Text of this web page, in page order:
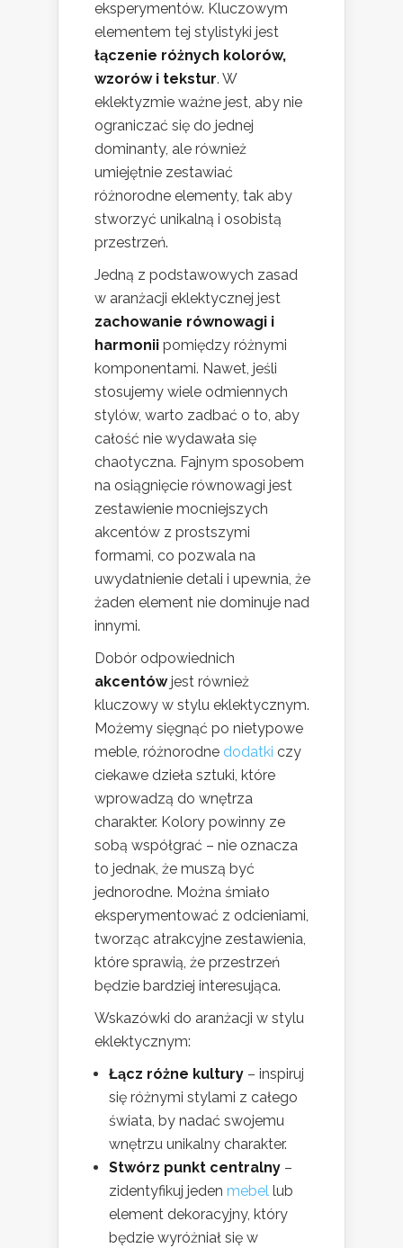
eksperymentów. Kluczowym
elementem tej stylistyki jest
łączenie różnych kolorów,
wzorów i tekstur. W
eklektyzmie ważne jest, aby nie
ograniczać się do jednej
dominanty, ale również
umiejętnie zestawiać
różnorodne elementy, tak aby
stworzyć unikalną i osobistą
przestrzeń.
Jedną z podstawowych zasad
w aranżacji eklektycznej jest
zachowanie równowagi i
harmonii pomiędzy różnymi
komponentami. Nawet, jeśli
stosujemy wiele odmiennych
stylów, warto zadbać o to, aby
całość nie wydawała się
chaotyczna. Fajnym sposobem
na osiągnięcie równowagi jest
zestawienie mocniejszych
akcentów z prostszymi
formami, co pozwala na
uwydatnienie detali i upewnia, że
żaden element nie dominuje nad
innymi.
Dobór odpowiednich
akcentówjest również
kluczowy w stylu eklektycznym.
Możemy sięgnąć po nietypowe
meble, różnorodne dodatki czy
ciekawe dzieła sztuki, które
wprowadzą do wnętrza
charakter. Kolory powinny ze
sobą współgrać – nie oznacza
to jednak, że muszą być
jednorodne. Można śmiało
eksperymentować z odcieniami,
tworząc atrakcyjne zestawienia,
które sprawią, że przestrzeń
będzie bardziej interesująca.
Wskazówki do aranżacji w stylu
eklektycznym:
Łącz różne kultury – inspiruj
się różnymi stylami z całego
świata, by nadać swojemu
wnętrzu unikalny charakter.
Stwórz punkt centralny –
zidentyfikuj jeden mebel lub
element dekoracyjny, który
będzie wyróżniał się w